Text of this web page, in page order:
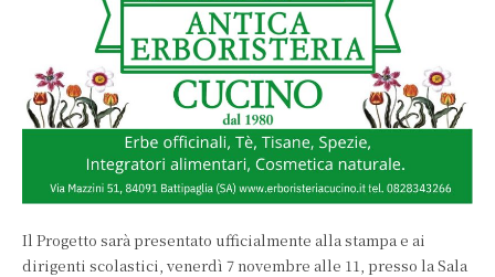
Il Progetto sarà presentato ufficialmente alla stampa e ai
dirigenti scolastici, venerdì 7 novembre alle 11, presso la Sala